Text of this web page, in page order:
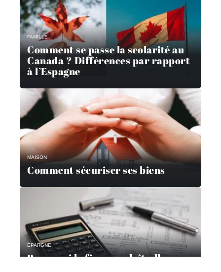
FAMILLE
Comment se passe la scolarité au
Canada ? Différences par rapport
à l’Espagne
MAISON
Comment sécuriser ses biens
ÉPARGNE
Pourquoi la finance plaît-elle aux